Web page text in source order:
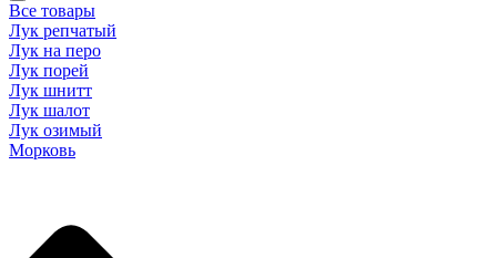
Все товары
Лук репчатый
Лук на перо
Лук порей
Лук шнитт
Лук шалот
Лук озимый
Морковь